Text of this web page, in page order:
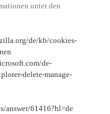
unter den
de/kb/cookies-
de-
delete-manage-
answer/61416?hl=de